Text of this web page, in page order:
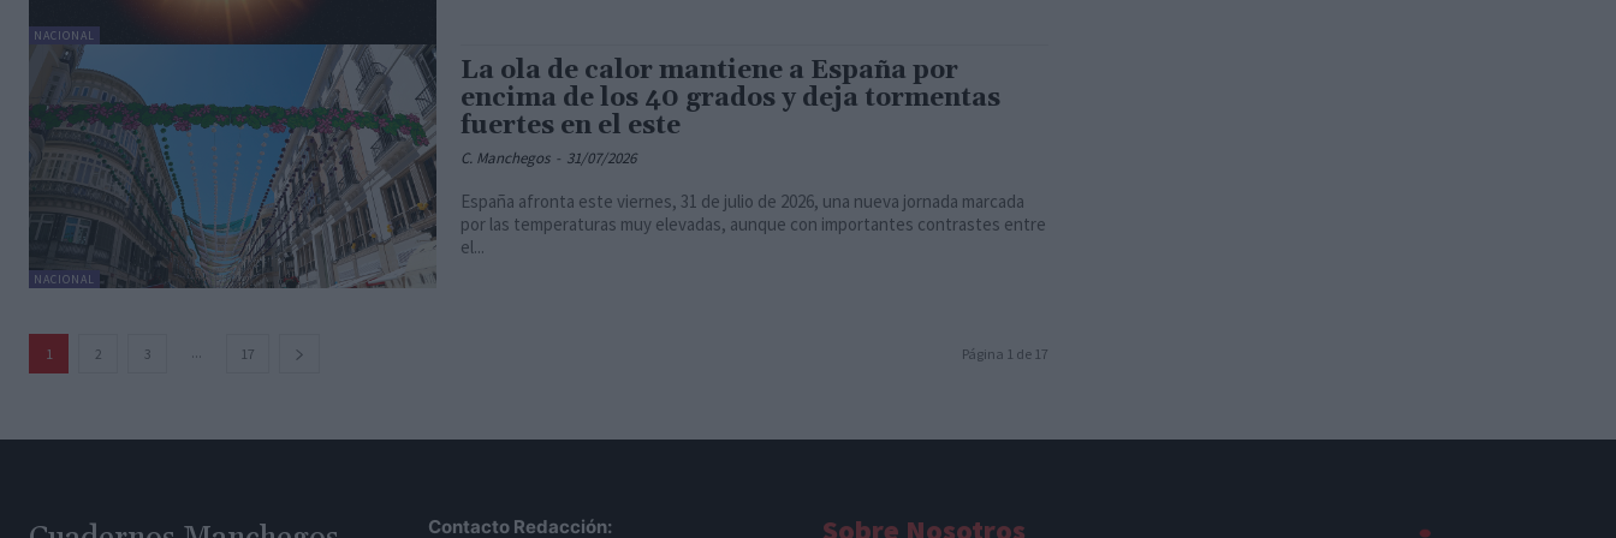
NACIONAL
NACIONAL
La ola de calor mantiene a España por
encima de los 40 grados y deja tormentas
fuertes en el este
C. Manchegos - 31/07/2026
España afronta este viernes, 31 de julio de 2026, una nueva jornada marcada
por las temperaturas muy elevadas, aunque con importantes contrastes entre
el...
1 2 3 ... 17 Página 1 de 17
Contacto Redacción: Sobre Nosotros